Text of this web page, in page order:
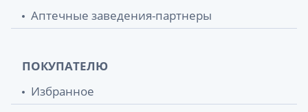
Аптечные заведения-партнеры
ПОКУПАТЕЛЮ
Избранное